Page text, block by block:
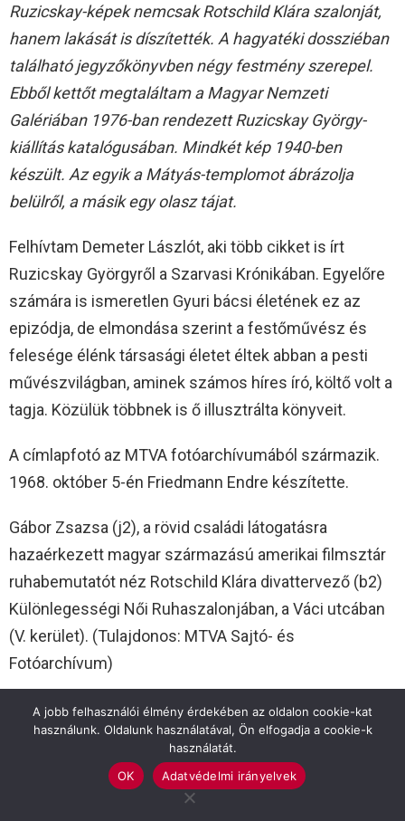
Ruzicskay-képek nemcsak Rotschild Klára szalonját,
hanem lakását is díszítették. A hagyatéki dossziéban
található jegyzőkönyvben négy festmény szerepel.
Ebből kettőt megtaláltam a Magyar Nemzeti
Galériában 1976-ban rendezett Ruzicskay György-
kiállítás katalógusában. Mindkét kép 1940-ben
készült. Az egyik a Mátyás-templomot ábrázolja
belülről, a másik egy olasz tájat.
Felhívtam Demeter Lászlót, aki több cikket is írt
Ruzicskay Györgyről a Szarvasi Krónikában. Egyelőre
számára is ismeretlen Gyuri bácsi életének ez az
epizódja, de elmondása szerint a festőművész és
felesége élénk társasági életet éltek abban a pesti
művészvilágban, aminek számos híres író, költő volt a
tagja. Közülük többnek is ő illusztrálta könyveit.
A címlapfotó az MTVA fotóarchívumából származik.
1968. október 5-én Friedmann Endre készítette.
Gábor Zsazsa (j2), a rövid családi látogatásra
hazaérkezett magyar származású amerikai filmsztár
ruhabemutatót néz Rotschild Klára divattervező (b2)
Különlegességi Női Ruhaszalonjában, a Váci utcában
(V. kerület). (Tulajdonos: MTVA Sajtó- és
Fotóarchívum)
A jobb felhasználói élmény érdekében az oldalon cookie-kat
használunk. Oldalunk használatával, Ön elfogadja a cookie-k
használatát.
OK
Adatvédelmi irányelvek